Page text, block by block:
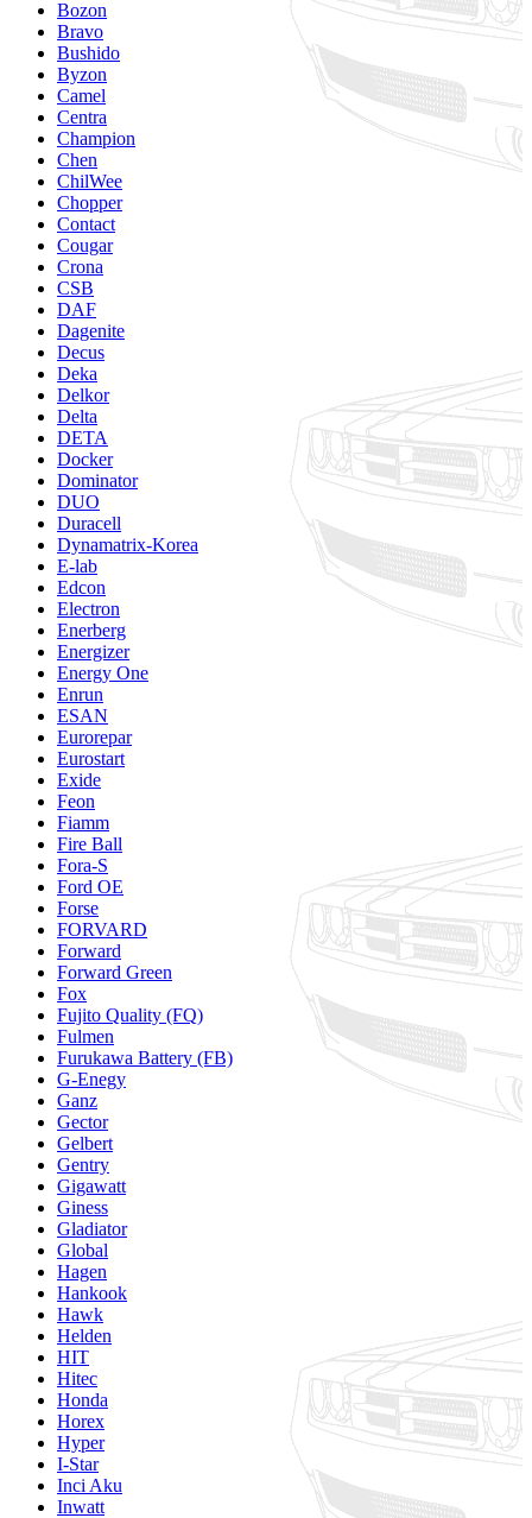
Bozon
Bravo
Bushido
Byzon
Camel
Centra
Champion
Chen
ChilWee
Chopper
Contact
Cougar
Crona
CSB
DAF
Dagenite
Decus
Deka
Delkor
Delta
DETA
Docker
Dominator
DUO
Duracell
Dynamatrix-Korea
E-lab
Edcon
Electron
Enerberg
Energizer
Energy One
Enrun
ESAN
Eurorepar
Eurostart
Exide
Feon
Fiamm
Fire Ball
Fora-S
Ford OE
Forse
FORVARD
Forward
Forward Green
Fox
Fujito Quality (FQ)
Fulmen
Furukawa Battery (FB)
G-Enegy
Ganz
Gector
Gelbert
Gentry
Gigawatt
Giness
Gladiator
Global
Hagen
Hankook
Hawk
Helden
HIT
Hitec
Honda
Horex
Hyper
I-Star
Inci Aku
Inwatt